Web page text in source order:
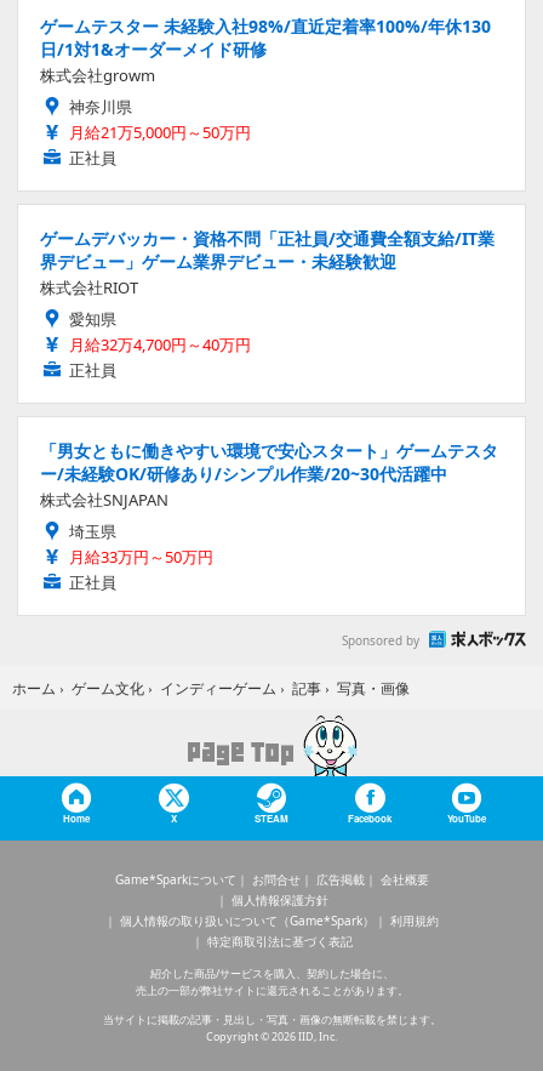
ゲームテスター 未経験入社98%/直近定着率100%/年休130
日/1対1&オーダーメイド研修
株式会社growm
神奈川県
月給21万5,000円～50万円
正社員
ゲームデバッカー・資格不問「正社員/交通費全額支給/IT業
界デビュー」ゲーム業界デビュー・未経験歓迎
株式会社RIOT
愛知県
月給32万4,700円～40万円
正社員
「男女ともに働きやすい環境で安心スタート」ゲームテスタ
ー/未経験OK/研修あり/シンプル作業/20~30代活躍中
株式会社SNJAPAN
埼玉県
月給33万円～50万円
正社員
Sponsored by
ホーム › ゲーム文化 › インディーゲーム › 記事 › 写真・画像
Home X STEAM Facebook YouTube
Game*Sparkについて お問合せ 広告掲載
会社概要
個人情報保護方針
個人情報の取り扱いについて（Game*Spark）
利用規約
特定商取引法に基づく表記
紹介した商品/サービスを購入、契約した場合に、
売上の一部が弊社サイトに還元されることがあります。
当サイトに掲載の記事・見出し・写真・画像の無断転載を禁じます。
Copyright © 2026 IID, Inc.